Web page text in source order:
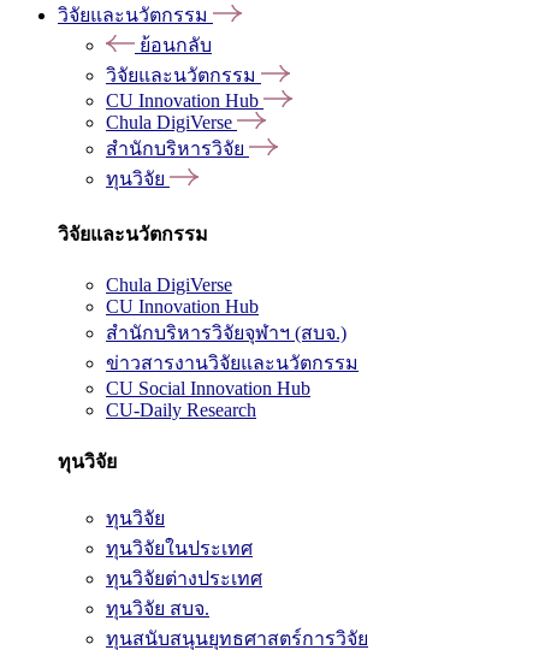
วิจัยและนวัตกรรม
ย้อนกลับ
วิจัยและนวัตกรรม
CU Innovation Hub
Chula DigiVerse
สำนักบริหารวิจัย
ทุนวิจัย
วิจัยและนวัตกรรม
Chula DigiVerse
CU Innovation Hub
สำนักบริหารวิจัยจุฬาฯ (สบจ.)
ข่าวสารงานวิจัยและนวัตกรรม
CU Social Innovation Hub
CU-Daily Research
ทุนวิจัย
ทุนวิจัย
ทุนวิจัยในประเทศ
ทุนวิจัยต่างประเทศ
ทุนวิจัย สบจ.
ทุนสนับสนุนยุทธศาสตร์การวิจัย